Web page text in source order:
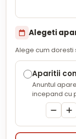
Alegeti
Alege cum doresti
Aparitii
Anuntul
incepand cu